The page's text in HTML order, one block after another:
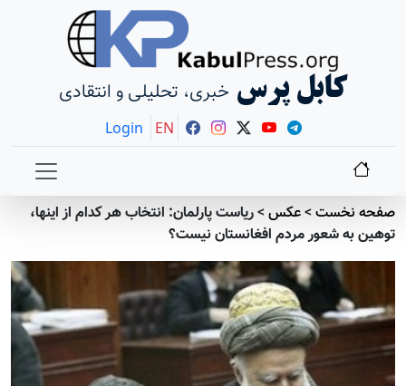
کابل پرس خبری، تحلیلی و انتقادی
Login EN
صفحه نخست>عکس>ریاست پارلمان: انتخاب هر کدام از اینها،
توهین به شعور مردم افغانستان نیست؟